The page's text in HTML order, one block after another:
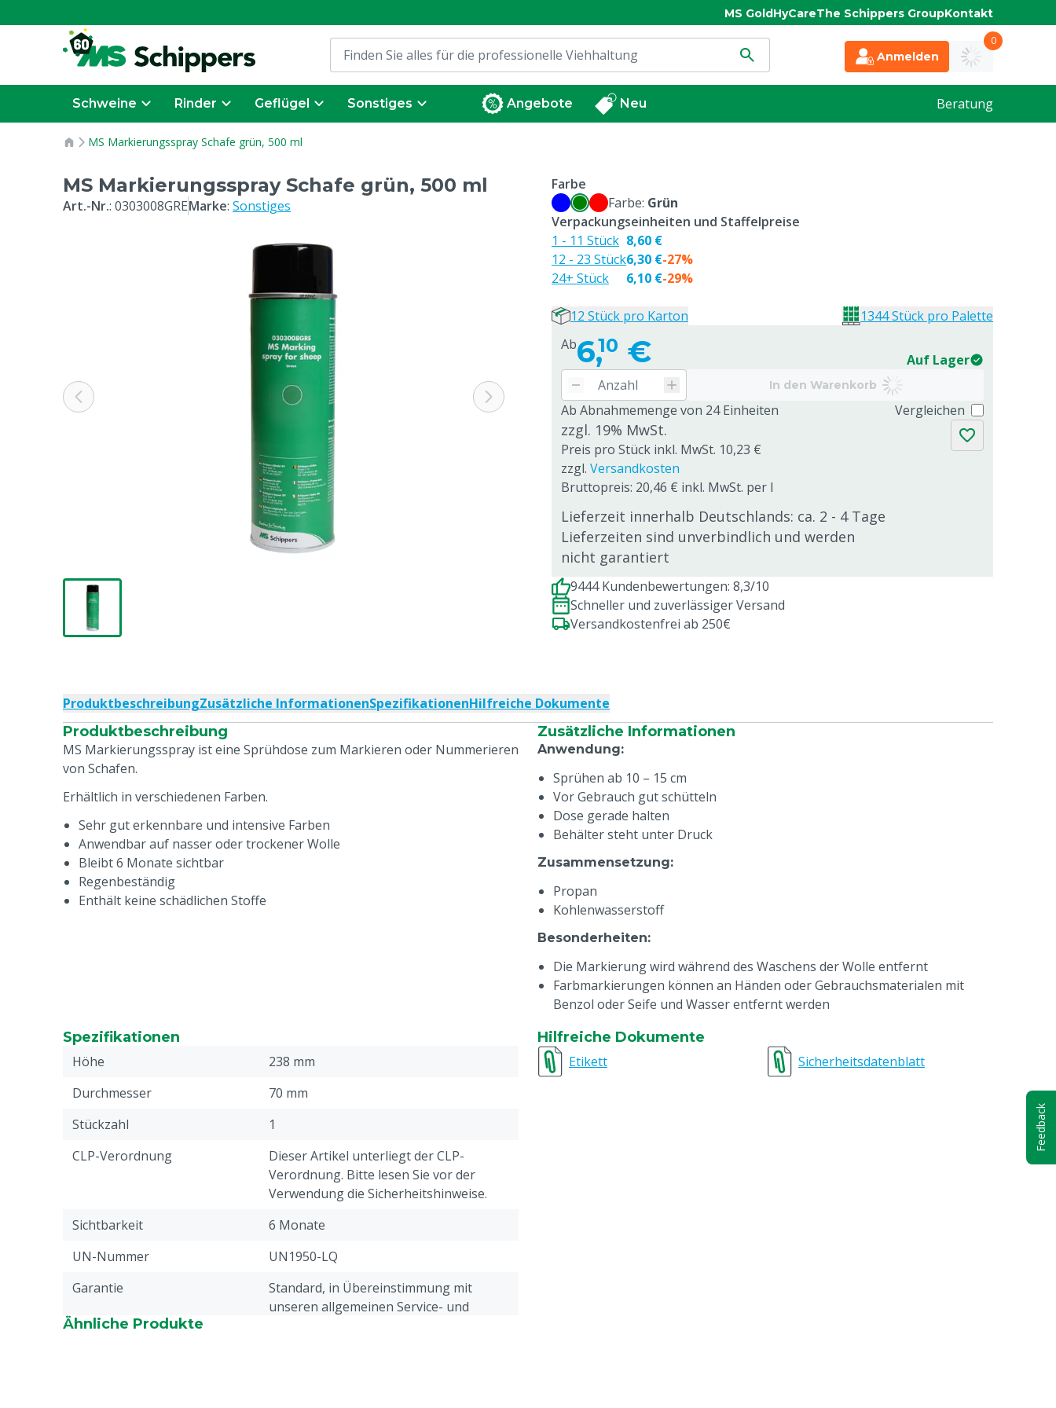
MS GoldHyCareThe Schippers GroupKontakt
Anmelden
0
Schweine Rinder Geflügel Sonstiges Angebote Neu Beratung
MS Markierungsspray Schafe grün, 500 ml
MS Markierungsspray Schafe grün, 500 ml
Art.-Nr.: 0303008GREMarke: Sonstiges
Farbe
Farbe: Grün
Ab6,10 € Auf Lager
In den Warenkorb
Ab Abnahmemenge von 24 Einheiten
zzgl. 19% MwSt.
Preis pro Stück inkl. MwSt. 10,23 €
zzgl. Versandkosten
Bruttopreis: 20,46 € inkl. MwSt. per l
Lieferzeit innerhalb Deutschlands: ca. 2 - 4 Tage
Lieferzeiten sind unverbindlich und werden
nicht garantiert
Vergleichen
Verpackungseinheiten und Staffelpreise
1 - 11 Stück
12 - 23 Stück
24+ Stück
8,60 €
6,30 €
6,10 €
-27%
-29%
12 Stück pro Karton 1344 Stück pro Palette
9444 Kundenbewertungen: 8,3/10
Schneller und zuverlässiger Versand
Versandkostenfrei ab 250€
ProduktbeschreibungZusätzliche InformationenSpezifikationenHilfreiche Dokumente
Produktbeschreibung
MS Markierungsspray ist eine Sprühdose zum Markieren oder Nummerieren
von Schafen.
Erhältlich in verschiedenen Farben.
Sehr gut erkennbare und intensive Farben
Anwendbar auf nasser oder trockener Wolle
Bleibt 6 Monate sichtbar
Regenbeständig
Enthält keine schädlichen Stoffe
Zusätzliche Informationen
Anwendung:
Sprühen ab 10 – 15 cm
Vor Gebrauch gut schütteln
Dose gerade halten
Behälter steht unter Druck
Zusammensetzung:
Propan
Kohlenwasserstoff
Besonderheiten:
Die Markierung wird während des Waschens der Wolle entfernt
Farbmarkierungen können an Händen oder Gebrauchsmaterialen mit
Benzol oder Seife und Wasser entfernt werden
Spezifikationen
Höhe
238 mm
Durchmesser
70 mm
Stückzahl
1
CLP-Verordnung
Dieser Artikel unterliegt der CLP-
Verordnung. Bitte lesen Sie vor der
Verwendung die Sicherheitshinweise.
Sichtbarkeit
6 Monate
UN-Nummer
UN1950-LQ
Garantie
Standard, in Übereinstimmung mit
unseren allgemeinen Service- und
Hilfreiche Dokumente
Etikett
Sicherheitsdatenblatt
Ähnliche Produkte
Feedback